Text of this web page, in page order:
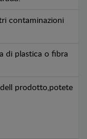
contaminazioni
di plastica o fibra
prodotto,potete